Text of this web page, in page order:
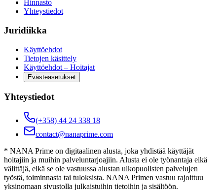
Hinnasto
Yhteystiedot
Juridiikka
Käyttöehdot
Tietojen käsittely
Käyttöehdot – Hoitajat
Evästeasetukset
Yhteystiedot
(+358) 44 24 338 18
contact@nanaprime.com
* NANA Prime on digitaalinen alusta, joka yhdistää käyttäjät
hoitajiin ja muihin palveluntarjoajiin. Alusta ei ole työnantaja eikä
välittäjä, eikä se ole vastuussa alustan ulkopuolisten palvelujen
työstä, toiminnasta tai tuloksista. NANA Primen vastuu rajoittuu
yksinomaan sivustolla julkaistuihin tietoihin ja sisältöön.